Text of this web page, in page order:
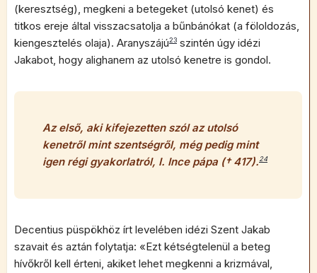
(keresztség), megkeni a betegeket (utolsó kenet) és
titkos ereje által visszacsatolja a bűnbánókat (a föloldozás,
kiengesztelés olaja). Aranyszájú23 szintén úgy idézi
Jakabot, hogy alighanem az utolsó kenetre is gondol.
Az első, aki kifejezetten szól az utolsó
kenetről mint szentségről, még pedig mint
igen régi gyakorlatról, I. Ince pápa († 417).24
Decentius püspökhöz írt levelében idézi Szent Jakab
szavait és aztán folytatja: «Ezt kétségtelenül a beteg
hívőkről kell érteni, akiket lehet megkenni a krizmával,